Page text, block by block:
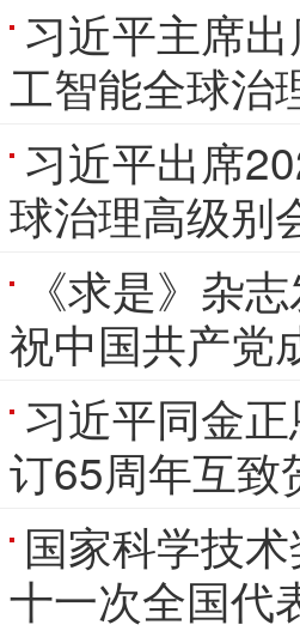
习近平主席
工智能全球治
习近平出席
球治理高级别
《求是》杂
祝中国共产党
习近平同金
订65周年互致
国家科学技
十一次全国代